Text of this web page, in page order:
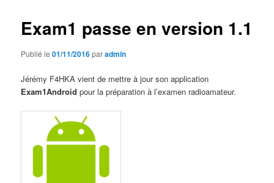
Exam1 passe en version 1.1
Publié le01/11/2016paradmin
Jérémy F4HKA vient de mettre à jour son application
Exam1Android pour la préparation à l’examen radioamateur.